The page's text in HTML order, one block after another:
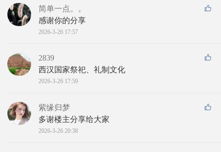
简单一点。。
感谢你的分享
2026-3-26 17:57
2839
西汉国家祭祀、礼制文化
2026-3-26 17:59
紫缘归梦
多谢楼主分享给大家
2026-3-26 20:38